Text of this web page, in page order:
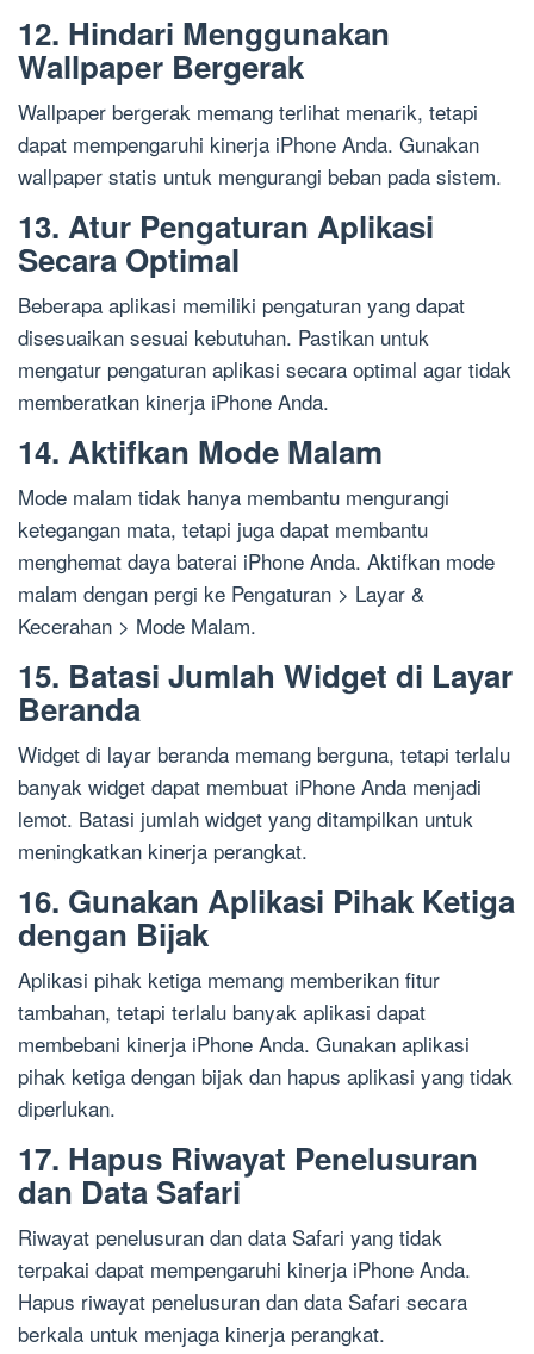
12. Hindari Menggunakan
Wallpaper Bergerak
Wallpaper bergerak memang terlihat menarik, tetapi
dapat mempengaruhi kinerja iPhone Anda. Gunakan
wallpaper statis untuk mengurangi beban pada sistem.
13. Atur Pengaturan Aplikasi
Secara Optimal
Beberapa aplikasi memiliki pengaturan yang dapat
disesuaikan sesuai kebutuhan. Pastikan untuk
mengatur pengaturan aplikasi secara optimal agar tidak
memberatkan kinerja iPhone Anda.
14. Aktifkan Mode Malam
Mode malam tidak hanya membantu mengurangi
ketegangan mata, tetapi juga dapat membantu
menghemat daya baterai iPhone Anda. Aktifkan mode
malam dengan pergi ke Pengaturan > Layar &
Kecerahan > Mode Malam.
15. Batasi Jumlah Widget di Layar
Beranda
Widget di layar beranda memang berguna, tetapi terlalu
banyak widget dapat membuat iPhone Anda menjadi
lemot. Batasi jumlah widget yang ditampilkan untuk
meningkatkan kinerja perangkat.
16. Gunakan Aplikasi Pihak Ketiga
dengan Bijak
Aplikasi pihak ketiga memang memberikan fitur
tambahan, tetapi terlalu banyak aplikasi dapat
membebani kinerja iPhone Anda. Gunakan aplikasi
pihak ketiga dengan bijak dan hapus aplikasi yang tidak
diperlukan.
17. Hapus Riwayat Penelusuran
dan Data Safari
Riwayat penelusuran dan data Safari yang tidak
terpakai dapat mempengaruhi kinerja iPhone Anda.
Hapus riwayat penelusuran dan data Safari secara
berkala untuk menjaga kinerja perangkat.